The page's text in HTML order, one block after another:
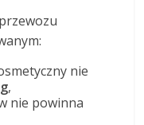
nie
,
nie powinna